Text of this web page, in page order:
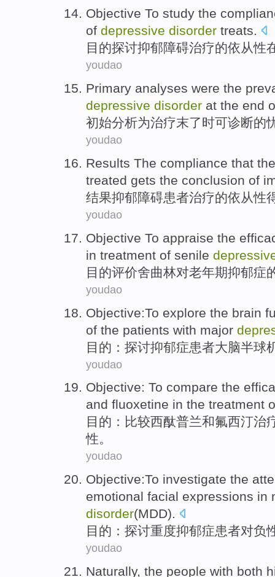
Objective To study the
of depressive disorder treats.
目的探讨抑郁障碍治疗的依从性
youdao
Primary analyses were the
depressive disorder at the end
初始分析为治疗末了时可诊断的
youdao
Results The compliance that
treated gets the conclusion of
结果抑郁障碍患者治疗的依从性
youdao
Objective To appraise the
in treatment of senile
目的评价舍曲林对老年期抑郁症
youdao
Objective:To explore the brain
of the patients with major
目的 ： 探讨抑郁症患者大脑半球
youdao
Objective: To compare the
and fluoxetine in the treatment
目的 ： 比较西酞普兰和氟西汀治
性。
youdao
Objective:To investigate the
emotional facial expressions in
disorder(MDD).
目的 ： 探讨重度抑郁症患者对负
youdao
Naturally, the people with both